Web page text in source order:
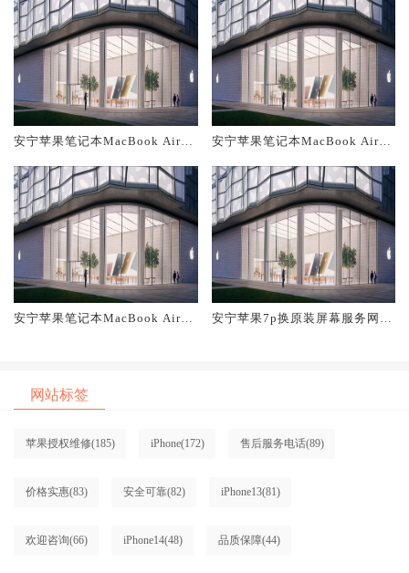
安宁苹果笔记本MacBook Air换
安宁苹果笔记本MacBook Air换
安宁苹果笔记本MacBook Air换
安宁苹果7p换原装屏幕服务网点
网站标签
苹果授权维修(185) iPhone(172) 售后服务电话(89)
价格实惠(83) 安全可靠(82) iPhone13(81)
欢迎咨询(66) iPhone14(48) 品质保障(44)